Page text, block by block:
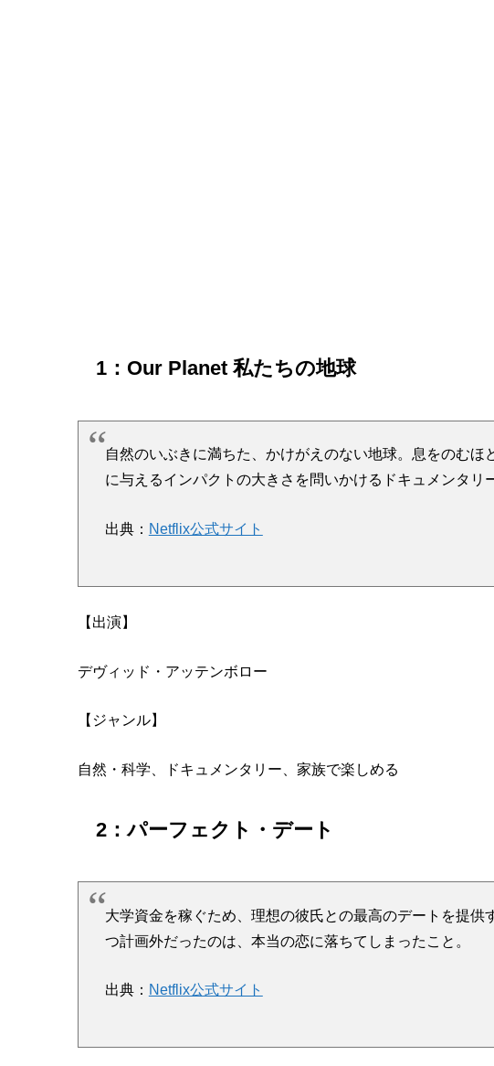
1：Our Planet 私たちの地球
自然のいぶきに満ちた、かけがえのない地球。息をのむ
に与えるインパクトの大きさを問いかけるドキュメンタリ
出典： Netflix公式サイト
【出演】
デヴィッド・アッテンボロー
【ジャンル】
自然・科学、ドキュメンタリー、家族で楽しめる
2：パーフェクト・デート
大学資金を稼ぐため、理想の彼氏との最高のデートを提
つ計画外だったのは、本当の恋に落ちてしまったこと。
出典： Netflix公式サイト